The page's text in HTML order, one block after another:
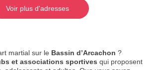
Voir plus d'adresses
martial sur le Bassin d’Arcachon ?
et associations sportives qui proposent